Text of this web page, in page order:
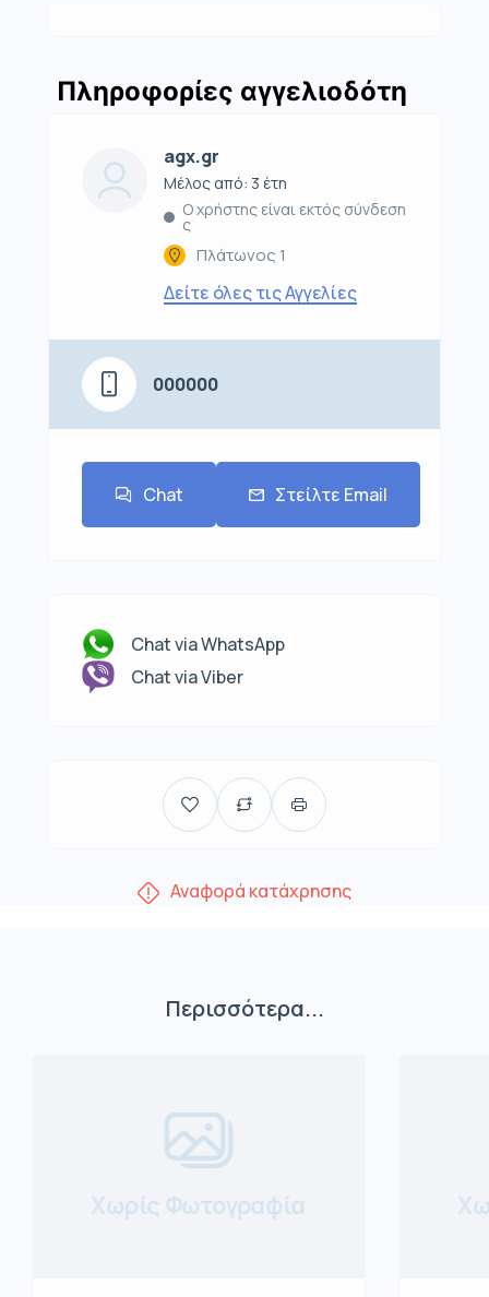
Πληροφορίες αγγελιοδότη
agx.gr
Μέλος από: 3 έτη
Ο χρήστης είναι εκτός σύνδεση
ς
Πλάτωνος 1
Δείτε όλες τις Αγγελίες
000000
Chat Στείλτε Email
Chat via WhatsApp
Chat via Viber
Αναφορά κατάχρησης
Περισσότερα...
Χωρίς Φωτογραφία